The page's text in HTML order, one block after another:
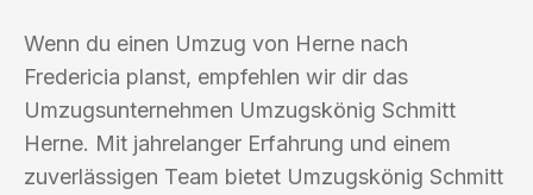
Wenn du einen Umzug von Herne nach
Fredericia planst, empfehlen wir dir das
Umzugsunternehmen Umzugskönig Schmitt
Herne. Mit jahrelanger Erfahrung und einem
zuverlässigen Team bietet Umzugskönig Schmitt